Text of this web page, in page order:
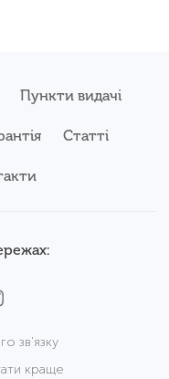
Пункти видачі
Статті
зв'язку
краще